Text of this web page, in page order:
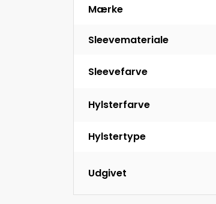
Mærke
Sleevemateriale
Sleevefarve
Hylsterfarve
Hylstertype
Udgivet